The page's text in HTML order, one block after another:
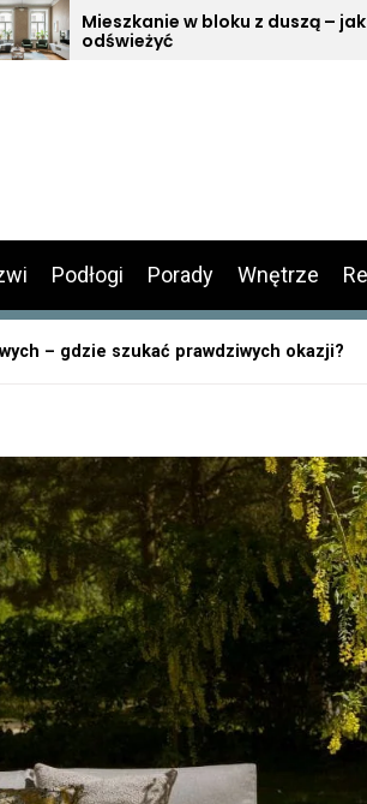
bloku z duszą – jak je
Podłogi Porady Wnętrze
– gdzie szukać prawdziwych okazji?